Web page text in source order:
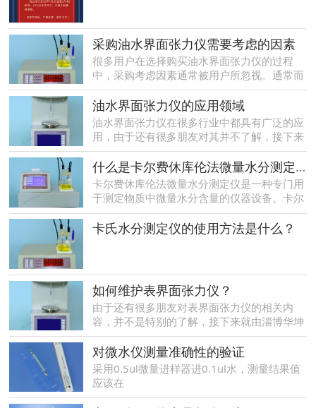
采购油水界面张力仪需要考虑的因素
很多用户在选择购买油水界面张力仪的过程
中，采购考虑因素通常被用户所忽视。通常而
言，大部分的用户仅考虑价格而把其他因素所
忽略，事实上，油水界面张力仪的选购也有许
多要注意的因素
油水界面张力仪的应用领域
油水界面张力仪在很多行业中都具有广泛的应
用，由于还有很多朋友对其并不了解，接下来
就由淄博华坤油水界面张力仪厂家来为大家简
单介绍一下关于该产品设备的应用领域。
什么是卡尔费休库伦法微量水分测定仪？
卡尔费休库伦法微量水分测定仪是一种专门用
于测定物质中微量水分含量的仪器设备。卡尔
费休库伦法微量水分测定仪是根据卡尔费休库
伦法原理工作的，
卡氏水分测定仪的使用方法是什么？
如何维护表界面张力仪？
由于还有很多朋友对表界面张力仪的相关内
容，并不是特别的了解，接下来就由淄博华坤
表界面张力仪厂家来为大家详细的介绍一下应
该如何正确维护表界面张力仪，希望可以给大
家带来帮助。
对微水仪测量准确性的验证
采用0.5ul微量进样器进0.1ul水，测量结果值
应该在